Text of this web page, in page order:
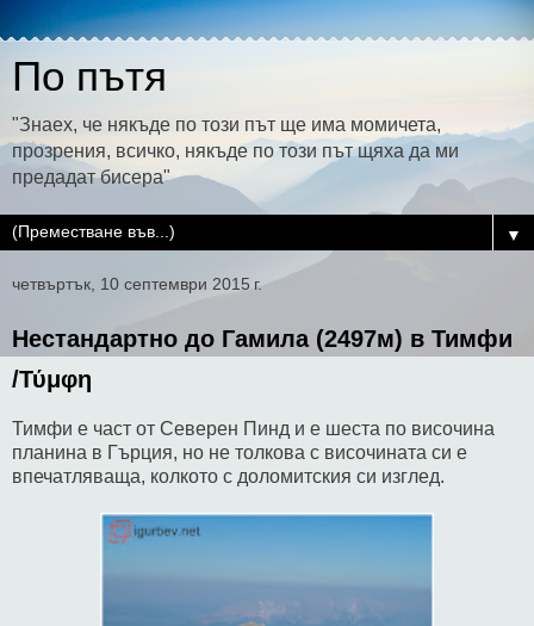
По пътя
"Знаех, че някъде по този път ще има момичета,
прозрения, всичко, някъде по този път щяха да ми
предадат бисера"
▼
четвъртък, 10 септември 2015 г.
Нестандартно до Гамила (2497м) в Тимфи
/Τύμφη
Тимфи е част от Северен Пинд и е шеста по височина
планина в Гърция, но не толкова с височината си е
впечатляваща, колкото с доломитския си изглед.